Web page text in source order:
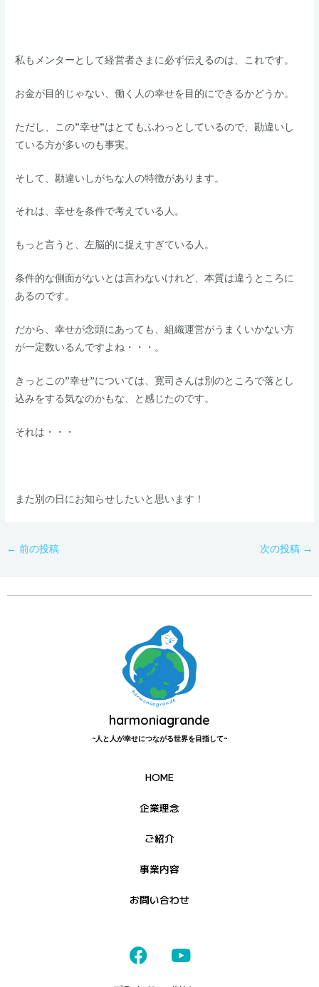
私もメンターとして経営者さまに必ず伝えるのは、これです。​​
お金が目的じゃない、働く人の幸せを目的にできるかどうか。
​​ただし、この”幸せ”はとてもふわっとしているので、勘違いし
ている方が多いのも事実。
​​そして、勘違いしがちな人の特徴があります。​
​それは、幸せを条件で考えている人。
​もっと言うと、左脳的に捉えすぎている人。
​条件的な側面がないとは言わないけれど、本質は違うところに
あるのです。
​​だから、幸せが念頭にあっても、組織運営がうまくいかない方
が一定数いるんですよね・・・。
​​きっとこの”幸せ”については、寛司さんは別のところで落とし
込みをする気なのかもな、と感じたのです。
​​それは・・・
また別の日にお知らせしたいと思います！
← 前の投稿 次の投稿 →
harmoniagrande
~人と人が幸せにつながる世界を目指して~
HOME
企業理念
ご紹介
事業内容
お問い合わせ
a
o